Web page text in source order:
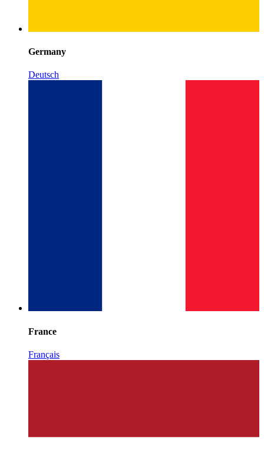
Germany
Deutsch
France
Français